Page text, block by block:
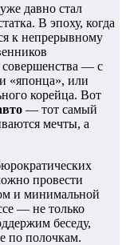
давно стал
В эпоху, когда
к непрерывному
совершенства — с
«японца», или
корейца. Вот
— тот самый
мечты, а
провести
и минимальной
— не только
беседу,
по полочкам.